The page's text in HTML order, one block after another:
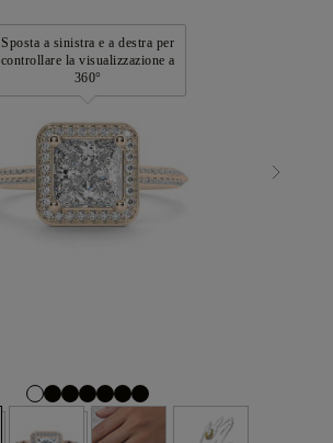
Sposta a sinistra e a destra per
controllare la visualizzazione a
360°